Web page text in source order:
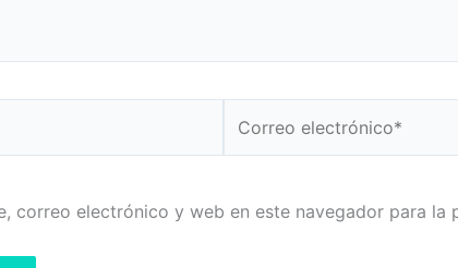
electrónico*
correo electrónico y web en este navegador para la